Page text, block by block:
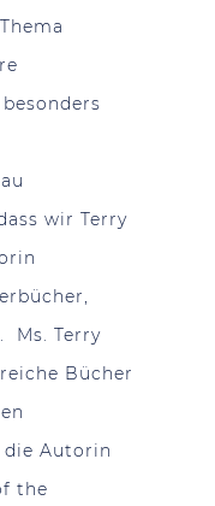
wir Terry
Ms. Terry
Bücher
die Autorin
the